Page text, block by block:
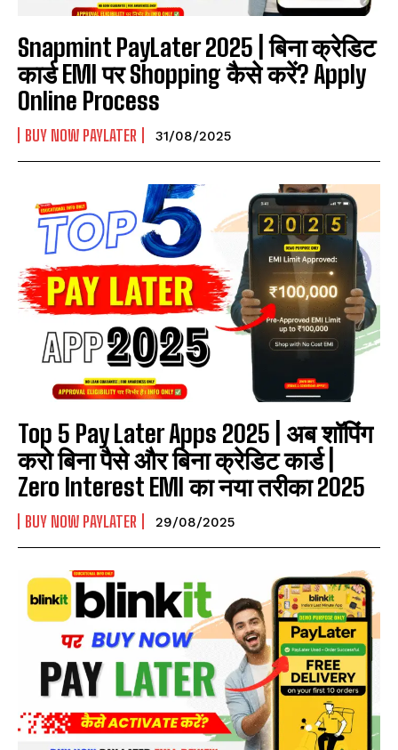
Snapmint PayLater 2025 | बिना क्रेडिट
कार्ड EMI पर Shopping कैसे करें? Apply
Online Process
BUY NOW PAYLATER 31/08/2025
Top 5 Pay Later Apps 2025 | अब शॉपिंग
करो बिना पैसे और बिना क्रेडिट कार्ड |
Zero Interest EMI का नया तरीका 2025
BUY NOW PAYLATER 29/08/2025